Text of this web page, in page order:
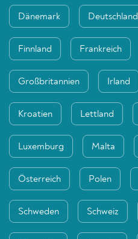
Dänemark Deutschland
Finnland Frankreich
Großbritannien Irland
Kroatien Lettland
Luxemburg Malta
Österreich Polen
Schweden Schweiz